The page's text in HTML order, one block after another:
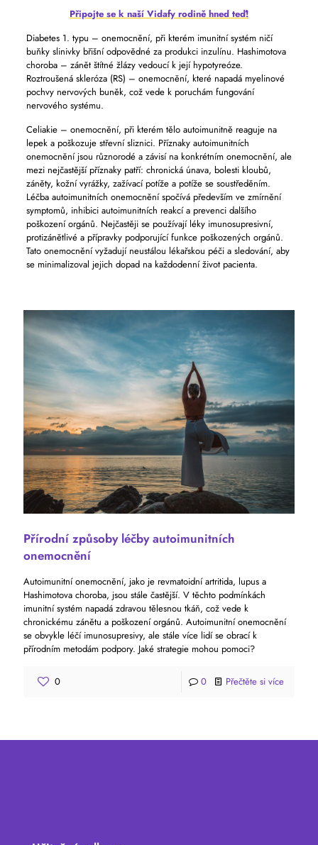
Připojte se k naší Vidafy rodině hned teď!
Diabetes 1. typu – onemocnění, při kterém imunitní systém ničí
buňky slinivky břišní odpovědné za produkci inzulínu. Hashimotova
choroba – zánět štítné žlázy vedoucí k její hypotyreóze.
Roztroušená skleróza (RS) – onemocnění, které napadá myelinové
pochvy nervových buněk, což vede k poruchám fungování
nervového systému.
Celiakie – onemocnění, při kterém tělo autoimunitně reaguje na
lepek a poškozuje střevní sliznici. Příznaky autoimunitních
onemocnění jsou různorodé a závisí na konkrétním onemocnění, ale
mezi nejčastější příznaky patří: chronická únava, bolesti kloubů,
záněty, kožní vyrážky, zažívací potíže a potíže se soustředěním.
Léčba autoimunitních onemocnění spočívá především ve zmírnění
symptomů, inhibici autoimunitních reakcí a prevenci dalšího
poškození orgánů. Nejčastěji se používají léky imunosupresivní,
protizánětlivé a přípravky podporující funkce poškozených orgánů.
Tato onemocnění vyžadují neustálou lékařskou péči a sledování, aby
se minimalizoval jejich dopad na každodenní život pacienta.
Přírodní způsoby léčby autoimunitních
onemocnění
Autoimunitní onemocnění, jako je revmatoidní artritida, lupus a
Hashimotova choroba, jsou stále častější. V těchto podmínkách
imunitní systém napadá zdravou tělesnou tkáň, což vede k
chronickému zánětu a poškození orgánů. Autoimunitní onemocnění
se obvykle léčí imunosupresivy, ale stále více lidí se obrací k
přírodním metodám podpory. Jaké strategie mohou pomoci?
0 0 Přečtěte si více